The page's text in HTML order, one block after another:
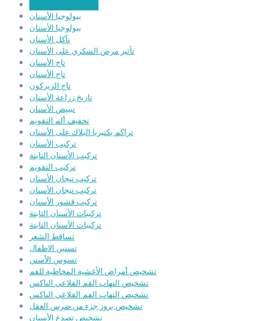
بيولوجيا الأسنان
بيولوجيا الأسنان
تآكل الأسنان
تأثير مرض السكري على الأسنان
تاج الأسنان
تاج الأسنان
تاج الزيركون
تاريخ زراعة الأسنان
تبييض الأسنان
تخفيف ألم التقويم
تراكم بكتيريا البلاك على الأسنان
تركيب الأسنان
تركيب الأسنان الثابتة
تركيب التقويم
تركيب تيجان الأسنان
تركيب تيجان الأسنان
تركيب قشور الأسنان
تركيبات الأسنان الثابتة
تركيبات الأسنان الثابتة
تساقط الشعر
تسنين الاطفال
تسوس الأسنن
تشخيص أمراض الأغشية المخاطية للفم
تشخيص التهاب الفم القلاعي الناكس
تشخيص التهاب الفم القلاعي الناكس
تشخيص بروز جزء من ضرس العقل
تشخيص تصدع الأسنان